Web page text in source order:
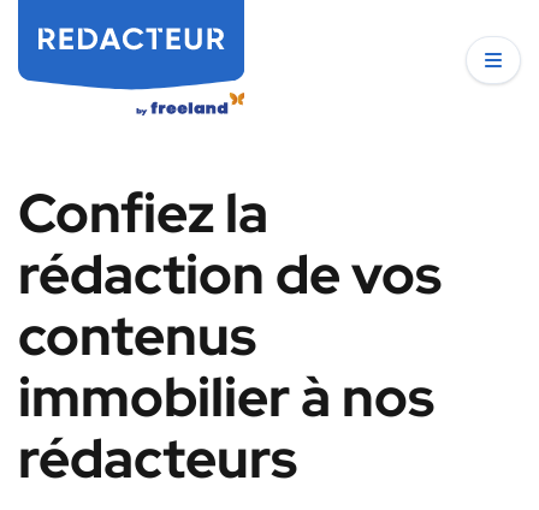
Confiez la
rédaction de vos
contenus
immobilier à nos
rédacteurs